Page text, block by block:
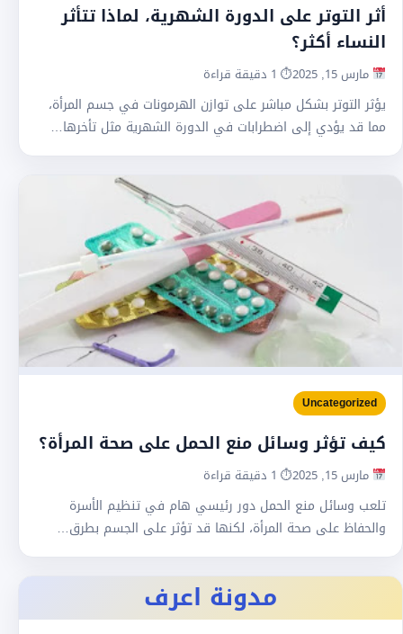
أثر التوتر على الدورة الشهرية، لماذا تتأثر
النساء أكثر؟
مارس 15, 2025 ⏱ 1 دقيقة قراءة
يؤثر التوتر بشكل مباشر على توازن الهرمونات في جسم المرأة،
مما قد يؤدي إلى اضطرابات في الدورة الشهرية مثل تأخرها…
Uncategorized
كيف تؤثر وسائل منع الحمل على صحة المرأة؟
مارس 15, 2025 ⏱ 1 دقيقة قراءة
تلعب وسائل منع الحمل دور رئيسي هام في تنظيم الأسرة
والحفاظ على صحة المرأة، لكنها قد تؤثر على الجسم بطرق…
مدونة اعرف